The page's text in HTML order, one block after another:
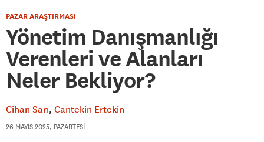
PAZAR ARAŞTIRMASI
Yönetim Danışmanlığı
Verenleri ve Alanları
Neler Bekliyor?
Cihan Sarı Cantekin Ertekin
26 MAYIS 2025, PAZARTESI